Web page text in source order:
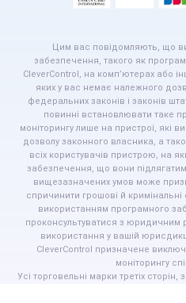
Цим вас повідомляють, що
забезпечення, такого як
CleverControl, на комп’ютерах або
яких у вас немає належного
федеральних законів і законів
повинні встановлювати таке
моніторингу лише на пристрої, які
дозволу законного власника, а
всіх користувачів пристрою, на
забезпечення, що вони
вищезазначених умов може
спричинити грошові й
використанням програмного
проконсультуватися з юридичним
використання у вашій
CleverControl призначене
моніторингу
Усі торговельні марки третіх сторін,